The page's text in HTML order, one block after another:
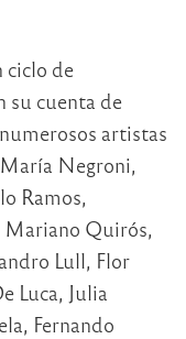
ciclo de
su cuenta de
artistas
Negroni,
Ramos,
Mariano Quirós,
Lull, Flor
Luca, Julia
Fernando